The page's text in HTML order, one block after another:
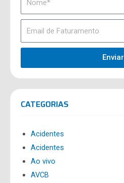
Enviar
CATEGORIAS
Acidentes
Acidentes
Ao vivo
AVCB